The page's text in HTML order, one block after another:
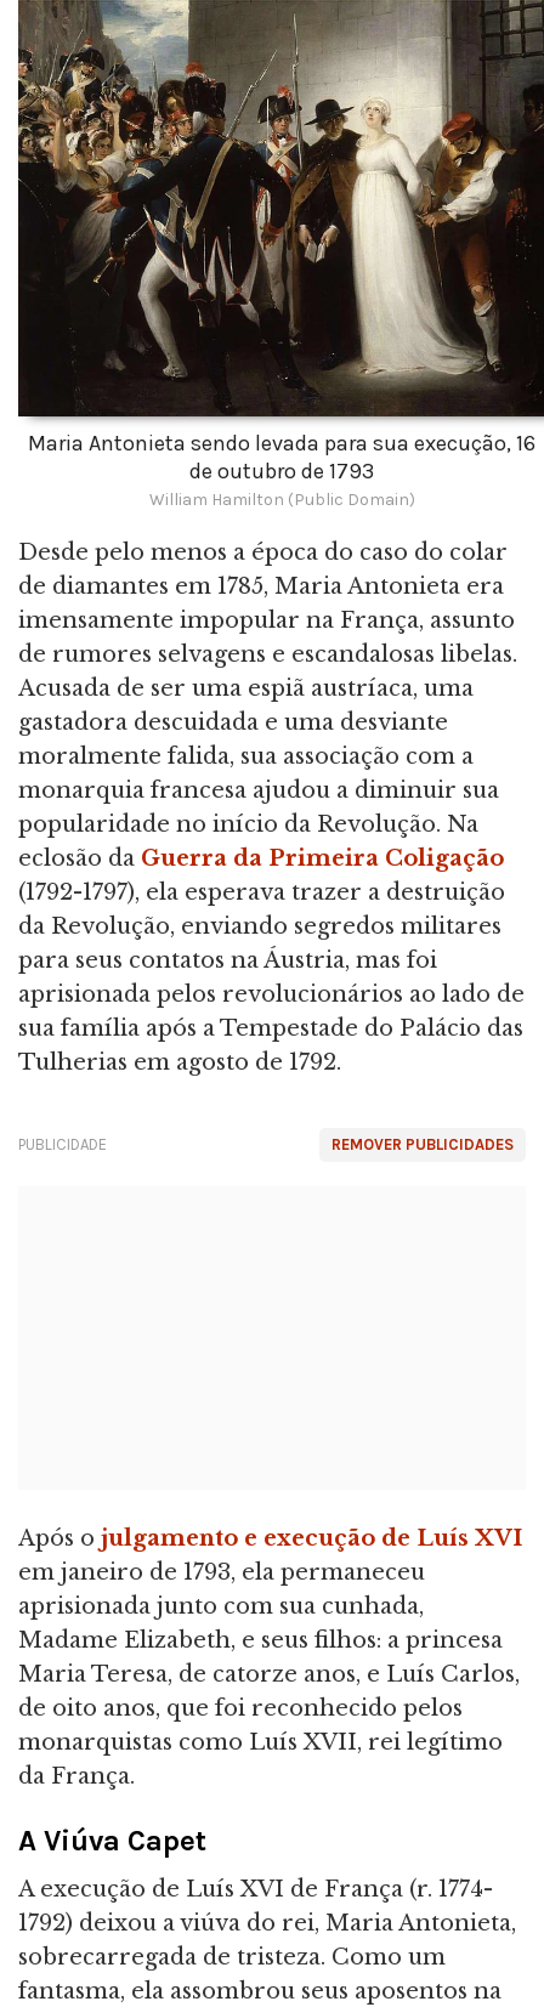
Maria Antonieta sendo levada para sua execução, 16
de outubro de 1793
William Hamilton (Public Domain)
Desde pelo menos a época do caso do colar
de diamantes em 1785, Maria Antonieta era
imensamente impopular na França, assunto
de rumores selvagens e escandalosas libelas.
Acusada de ser uma espiã austríaca, uma
gastadora descuidada e uma desviante
moralmente falida, sua associação com a
monarquia francesa ajudou a diminuir sua
popularidade no início da Revolução. Na
eclosão da Guerra da Primeira Coligação
(1792-1797), ela esperava trazer a destruição
da Revolução, enviando segredos militares
para seus contatos na Áustria, mas foi
aprisionada pelos revolucionários ao lado de
sua família após a Tempestade do Palácio das
Tulherias em agosto de 1792.
REMOVER PUBLICIDADES
PUBLICIDADE
Após o julgamento e execução de Luís XVI
em janeiro de 1793, ela permaneceu
aprisionada junto com sua cunhada,
Madame Elizabeth, e seus filhos: a princesa
Maria Teresa, de catorze anos, e Luís Carlos,
de oito anos, que foi reconhecido pelos
monarquistas como Luís XVII, rei legítimo
da França.
A Viúva Capet
A execução de Luís XVI de França (r. 1774-
1792) deixou a viúva do rei, Maria Antonieta,
sobrecarregada de tristeza. Como um
fantasma, ela assombrou seus aposentos na